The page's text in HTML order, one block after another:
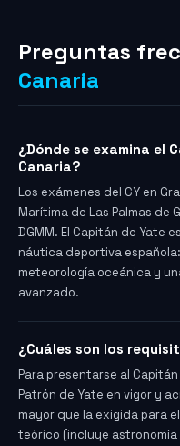
Preguntas
Canaria
¿Dónde se examina el
Canaria?
Los exámenes del CY en
Marítima de Las Palmas de
DGMM. El Capitán de Yate
náutica deportiva
meteorología oceánica y
avanzado.
¿Cuáles son los
Para presentarse al
Patrón de Yate en vigor y
mayor que la exigida para
teórico (incluye